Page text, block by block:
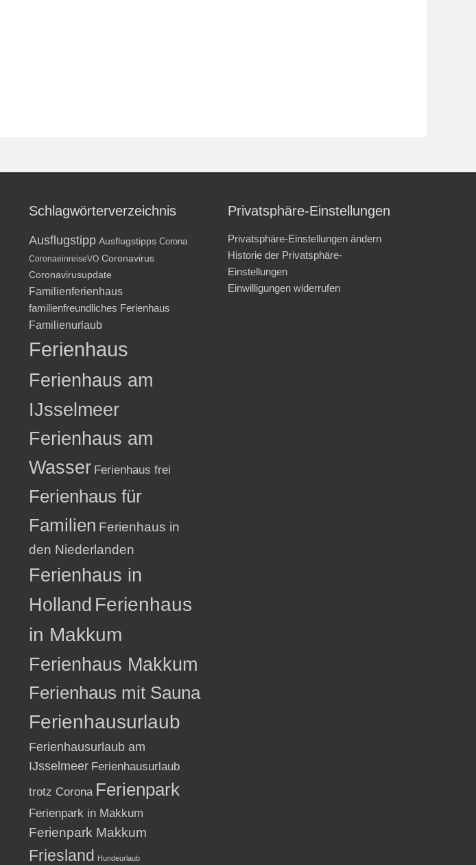
Schlagwörterverzeichnis
Ausflugstipp Ausflugstipps Corona
CoronaeinreiseVO Coronavirus
Coronavirusupdate
Familienferienhaus
familienfreundliches Ferienhaus
Familienurlaub
Ferienhaus
Ferienhaus am
IJsselmeer
Ferienhaus am
Wasser Ferienhaus frei
Ferienhaus für
Familien Ferienhaus in
den Niederlanden
Ferienhaus in
Holland Ferienhaus
in Makkum
Ferienhaus Makkum
Ferienhaus mit Sauna
Ferienhausurlaub
Ferienhausurlaub am
IJsselmeer Ferienhausurlaub
trotz Corona Ferienpark
Ferienpark in Makkum
Ferienpark Makkum
Friesland Hundeurlaub
Privatsphäre-Einstellungen
Privatsphäre-Einstellungen ändern
Historie der Privatsphäre-
Einstellungen
Einwilligungen widerrufen